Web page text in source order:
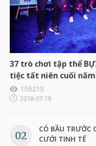
37 trò chơi tập thể
tiệc tất niên cuối
105215
2018-07-19
CÓ BẦU TRƯỚC
CƯỚI TINH TẾ